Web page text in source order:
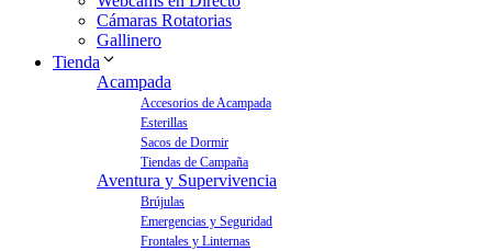
Cámaras Rotatorias
Gallinero
Tienda
Acampada
Accesorios de Acampada
Esterillas
Sacos de Dormir
Tiendas de Campaña
Aventura y Supervivencia
Brújulas
Emergencias y Seguridad
Frontales y Linternas